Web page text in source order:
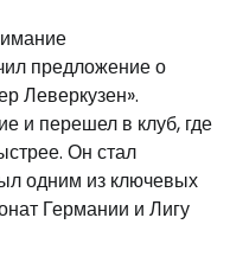
предложение о
Леверкузен».
и перешел в клуб, где
Он стал
одним из ключевых
Германии и Лигу